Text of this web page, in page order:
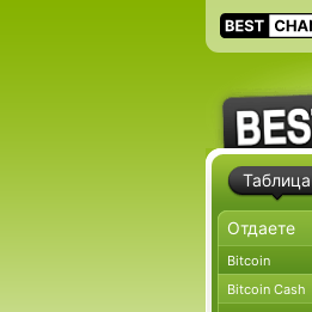
Таблица
Bitcoin
Bitcoin Cash